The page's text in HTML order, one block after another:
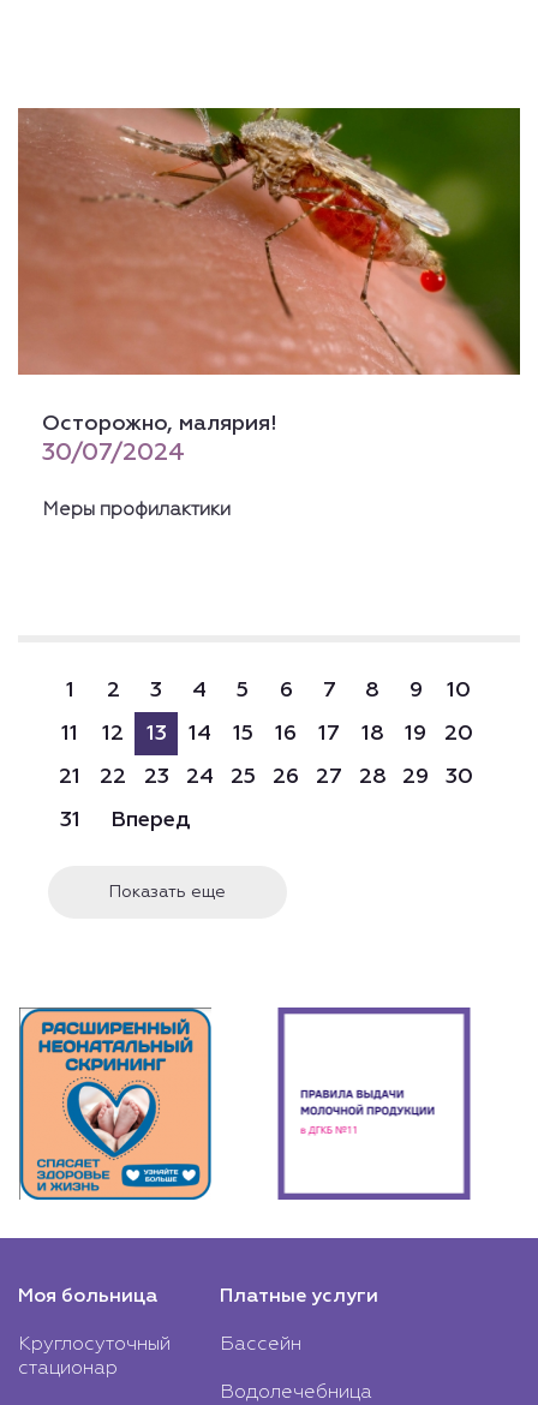
Осторожно, малярия!
30/07/2024
Меры профилактики
1 2 3 4 5 6 7 8 9
10
11
12 13 14 15 16 17 18 19
20
21
22 23 24 25 26 27 28 29
30
31
Вперед
Показать еще
Моя больница
Круглосуточный
стационар
Платные услуги
Бассейн
Водолечебница